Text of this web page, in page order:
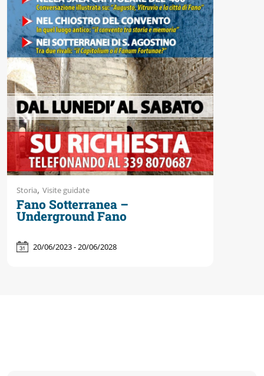
Storia, Visite guidate
Fano Sotterranea –
Underground Fano
20/06/2023 - 20/06/2028